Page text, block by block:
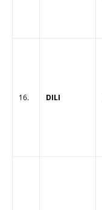
16. DILI